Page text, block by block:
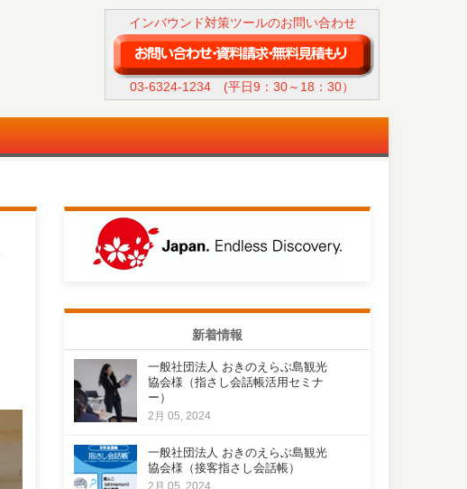
インバウンド対策ツールのお問い合わせ
03-6324-1234 (平日9：30～18：30）
新着情報
一般社団法人 おきのえらぶ島観光
協会様（指さし会話帳活用セミナ
ー）
2月 05, 2024
一般社団法人 おきのえらぶ島観光
協会様（接客指さし会話帳）
2月 05, 2024